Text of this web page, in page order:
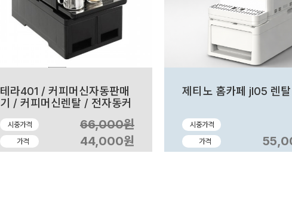
테라401 / 커피머신자동판매
기 / 커피머신렌탈 / 전자동커
시중가격 66,000원
가격 44,000원
제티노 홈카페 jl05 렌탈
시중가격
가격